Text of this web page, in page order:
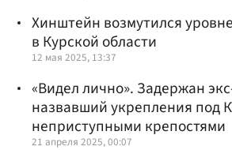
Хинштейн возмутился
в Курской области
12 мая 2025, 13:37
«Видел лично». Задержан
назвавший укрепления под
неприступными крепостями
21 апреля 2025, 00:07